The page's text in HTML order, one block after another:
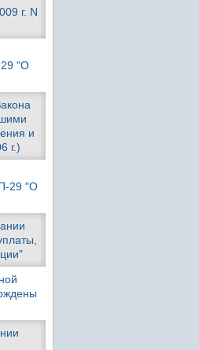
г. N
29 "О
и
г.)
29 "О